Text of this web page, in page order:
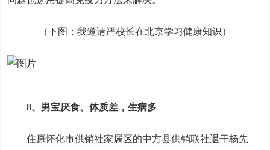
（下图；我邀请严校长在北京学习健康知识）
8、男宝厌食、体质差，生病多
住原怀化市供销社家属区的中方县供销联社退干杨先